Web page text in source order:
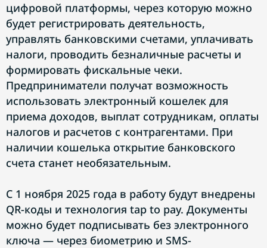
цифровой платформы, через которую можно
будет регистрировать деятельность,
управлять банковскими счетами, уплачивать
налоги, проводить безналичные расчеты и
формировать фискальные чеки.
Предприниматели получат возможность
использовать электронный кошелек для
приема доходов, выплат сотрудникам, оплаты
налогов и расчетов с контрагентами. При
наличии кошелька открытие банковского
счета станет необязательным.
С 1 ноября 2025 года в работу будут внедрены
QR-коды и технология tap to pay. Документы
можно будет подписывать без электронного
ключа — через биометрию и SMS-